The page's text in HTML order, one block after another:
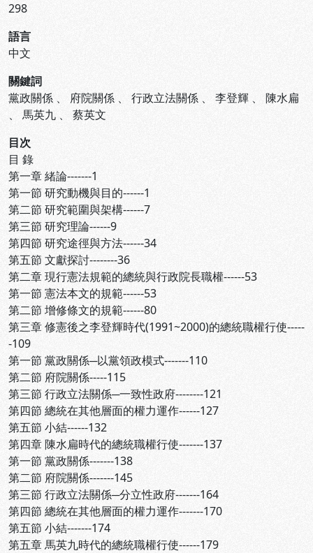
298
語言
中文
關鍵詞
黨政關係 、 府院關係 、 行政立法關係 、 李登輝 、 陳水扁
、 馬英九 、 蔡英文
目次
目 錄
第一章 緒論-------1
第一節 研究動機與目的------1
第二節 研究範圍與架構------7
第三節 研究理論------9
第四節 研究途徑與方法------34
第五節 文獻探討--------36
第二章 現行憲法規範的總統與行政院長職權------53
第一節 憲法本文的規範------53
第二節 增修條文的規範------80
第三章 修憲後之李登輝時代(1991~2000)的總統職權行使-----
-109
第一節 黨政關係─以黨領政模式-------110
第二節 府院關係-----115
第三節 行政立法關係─一致性政府--------121
第四節 總統在其他層面的權力運作------127
第五節 小結------132
第四章 陳水扁時代的總統職權行使-------137
第一節 黨政關係-------138
第二節 府院關係-------145
第三節 行政立法關係─分立性政府-------164
第四節 總統在其他層面的權力運作-------170
第五節 小結-------174
第五章 馬英九時代的總統職權行使------179